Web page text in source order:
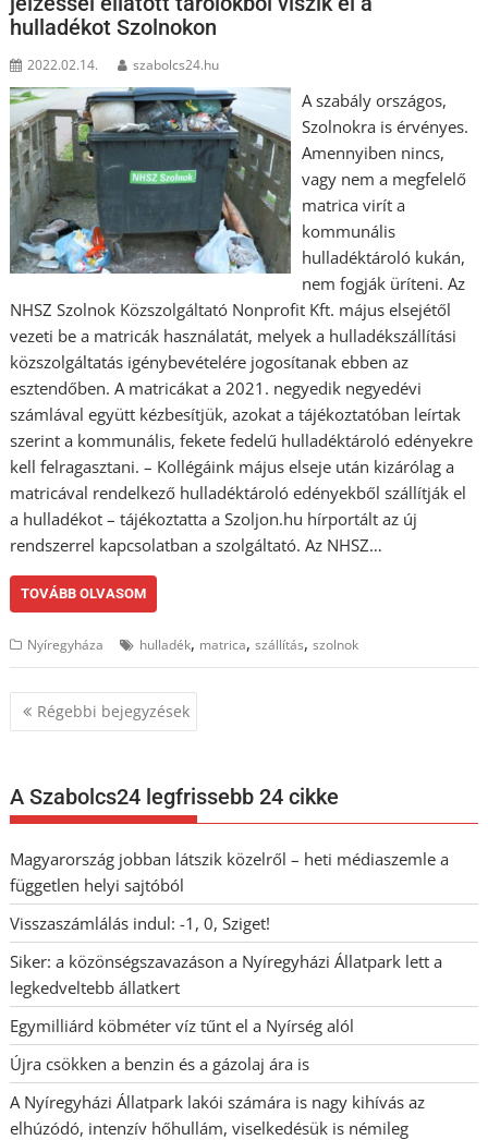
hulladékot Szolnokon
2022.02.14. szabolcs24.hu
A szabály országos,
Szolnokra is érvényes.
Amennyiben nincs,
vagy nem a megfelelő
matrica virít a
kommunális
hulladéktároló kukán,
nem fogják üríteni. Az
NHSZ Szolnok Közszolgáltató Nonprofit Kft. május elsejétől
vezeti be a matricák használatát, melyek a hulladékszállítási
közszolgáltatás igénybevételére jogosítanak ebben az
esztendőben. A matricákat a 2021. negyedik negyedévi
számlával együtt kézbesítjük, azokat a tájékoztatóban leírtak
szerint a kommunális, fekete fedelű hulladéktároló edényekre
kell felragasztani. – Kollégáink május elseje után kizárólag a
matricával rendelkező hulladéktároló edényekből szállítják el
a hulladékot – tájékoztatta a Szoljon.hu hírportált az új
rendszerrel kapcsolatban a szolgáltató. Az NHSZ…
TOVÁBB OLVASOM
Nyíregyháza hulladék, matrica,szállítás,szolnok
Bejegyzés
navigáció
Régebbi bejegyzések
A Szabolcs24 legfrissebb 24 cikke
Magyarország jobban látszik közelről – heti médiaszemle a
független helyi sajtóból
Visszaszámlálás indul: -1, 0, Sziget!
Siker: a közönségszavazáson a Nyíregyházi Állatpark lett a
legkedveltebb állatkert
Egymilliárd köbméter víz tűnt el a Nyírség alól
Újra csökken a benzin és a gázolaj ára is
A Nyíregyházi Állatpark lakói számára is nagy kihívás az
elhúzódó, intenzív hőhullám, viselkedésük is némileg